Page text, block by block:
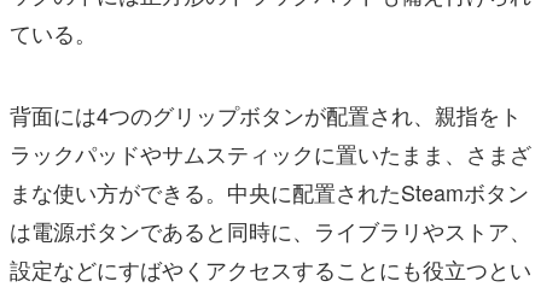
ている。
背面には4つのグリップボタンが配置され、親指をト
ラックパッドやサムスティックに置いたまま、さまざ
まな使い方ができる。中央に配置されたSteamボタン
は電源ボタンであると同時に、ライブラリやストア、
設定などにすばやくアクセスすることにも役立つとい